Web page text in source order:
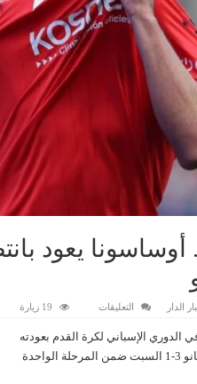
أوساسونا يعود
الدار التعليقات
الإسباني..
أوساسونا
يعود
بانتصار
19 زيارة
الدوري الإسباني لكرة القدم بعودته
بفوز قاتل من ميدان مضيفه رايو فايكانو 3-1 السبت ضمن المرحلة الواحدة